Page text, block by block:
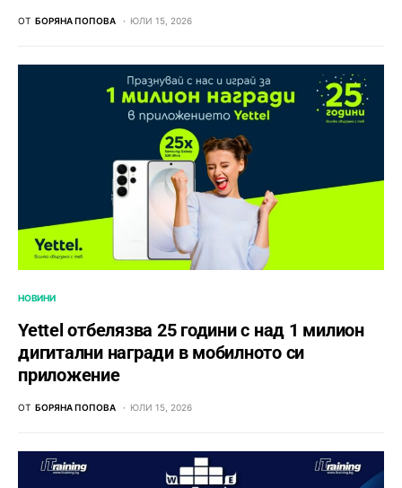
ОТ БОРЯНА ПОПОВА ЮЛИ 15, 2026
НОВИНИ
Yettel отбелязва 25 години с над 1 милион
дигитални награди в мобилното си
приложение
ОТ БОРЯНА ПОПОВА ЮЛИ 15, 2026